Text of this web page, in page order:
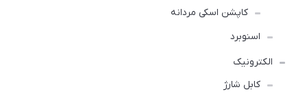
کاپشن اسکی مردانه
اسنوبرد
الکترونیک
کابل شارژ